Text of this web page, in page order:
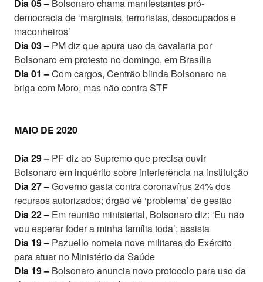
Dia 05 – Bolsonaro chama manifestantes pró-
democracia de ‘marginais, terroristas, desocupados e
maconheiros’
Dia 03 – PM diz que apura uso da cavalaria por
Bolsonaro em protesto no domingo, em Brasília
Dia 01 –Com cargos, Centrão blinda Bolsonaro na
briga com Moro, mas não contra STF
MAIO DE 2020
Dia 29 – PF diz ao Supremo que precisa ouvir
Bolsonaro em inquérito sobre interferência na instituição
Dia 27 –Governo gasta contra coronavírus 24% dos
recursos autorizados; órgão vê ‘problema’ de gestão
Dia 22 – Em reunião ministerial, Bolsonaro diz: ‘Eu não
vou esperar foder a minha família toda’; assista
Dia 19 – Pazuello nomeia nove militares do Exército
para atuar no Ministério da Saúde
Dia 19 – Bolsonaro anuncia novo protocolo para uso da